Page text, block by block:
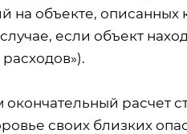
на объекте, описанных
если объект
расчет
своих близких